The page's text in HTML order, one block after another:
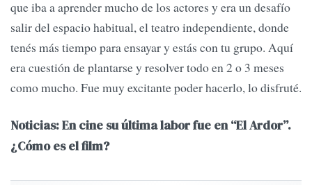
que iba a aprender mucho de los actores y era un desafío
salir del espacio habitual, el teatro independiente, donde
tenés más tiempo para ensayar y estás con tu grupo. Aquí
era cuestión de plantarse y resolver todo en 2 o 3 meses
como mucho. Fue muy excitante poder hacerlo, lo disfruté.
Noticias: En cine su última labor fue en “El Ardor”.
¿Cómo es el film?